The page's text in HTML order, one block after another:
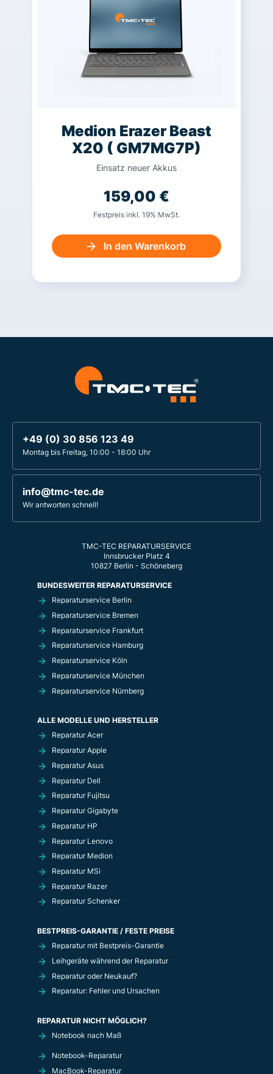
Medion Erazer Beast
X20 ( GM7MG7P)
Einsatz neuer Akkus
159,00 €
Festpreis inkl. 19% MwSt.
In den Warenkorb
+49 (0) 30 856 123 49
Montag bis Freitag, 10:00 - 18:00 Uhr
info@tmc-tec.de
Wir antworten schnell!
TMC-TEC REPARATURSERVICE
Innsbrucker Platz 4
10827 Berlin - Schöneberg
BUNDESWEITER REPARATURSERVICE
Reparaturservice Berlin
Reparaturservice Bremen
Reparaturservice Frankfurt
Reparaturservice Hamburg
Reparaturservice Köln
Reparaturservice München
Reparaturservice Nürnberg
ALLE MODELLE UND HERSTELLER
Reparatur Acer
Reparatur Apple
Reparatur Asus
Reparatur Dell
Reparatur Fujitsu
Reparatur Gigabyte
Reparatur HP
Reparatur Lenovo
Reparatur Medion
Reparatur MSi
Reparatur Razer
Reparatur Schenker
BESTPREIS-GARANTIE / FESTE PREISE
Reparatur mit Bestpreis-Garantie
Leihgeräte während der Reparatur
Reparatur oder Neukauf?
Reparatur: Fehler und Ursachen
REPARATUR NICHT MÖGLICH?
Notebook nach Maß
Notebook-Reparatur
MacBook-Reparatur